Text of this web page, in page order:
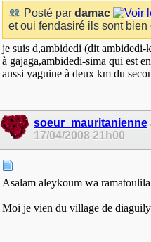
Posté par damac
et oui fendasiré ils sont bien
je suis d,ambidedi (dit ambidedi-
à gajaga,ambidedi-sima qui est
aussi yaguine à deux km du
soeur_mauritanienne
17/04/2008 21h00
Asalam aleykoum wa
Moi je vien du village de